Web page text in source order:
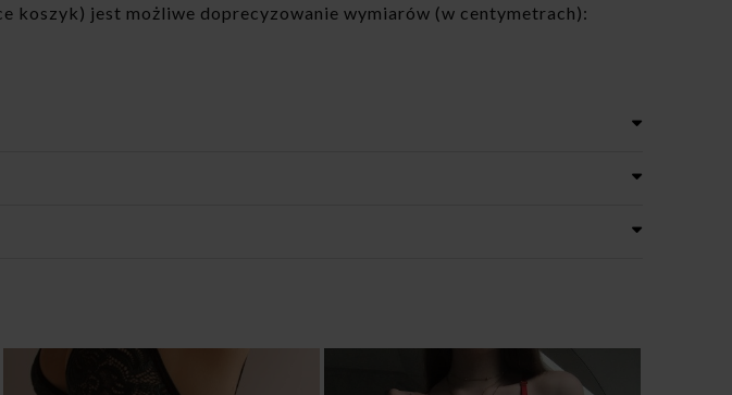
koszyk) jest możliwe doprecyzowanie wymiarów (w centymetrach):